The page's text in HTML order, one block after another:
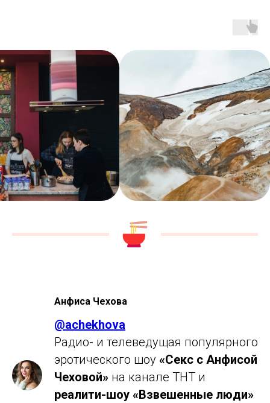
Анфиса Чехова
@achekhova
Радио- и телеведущая популярного
эротического шоу «Секс с Анфисой
Чеховой» на канале ТНТ и
реалити-шоу «Взвешенные люди»